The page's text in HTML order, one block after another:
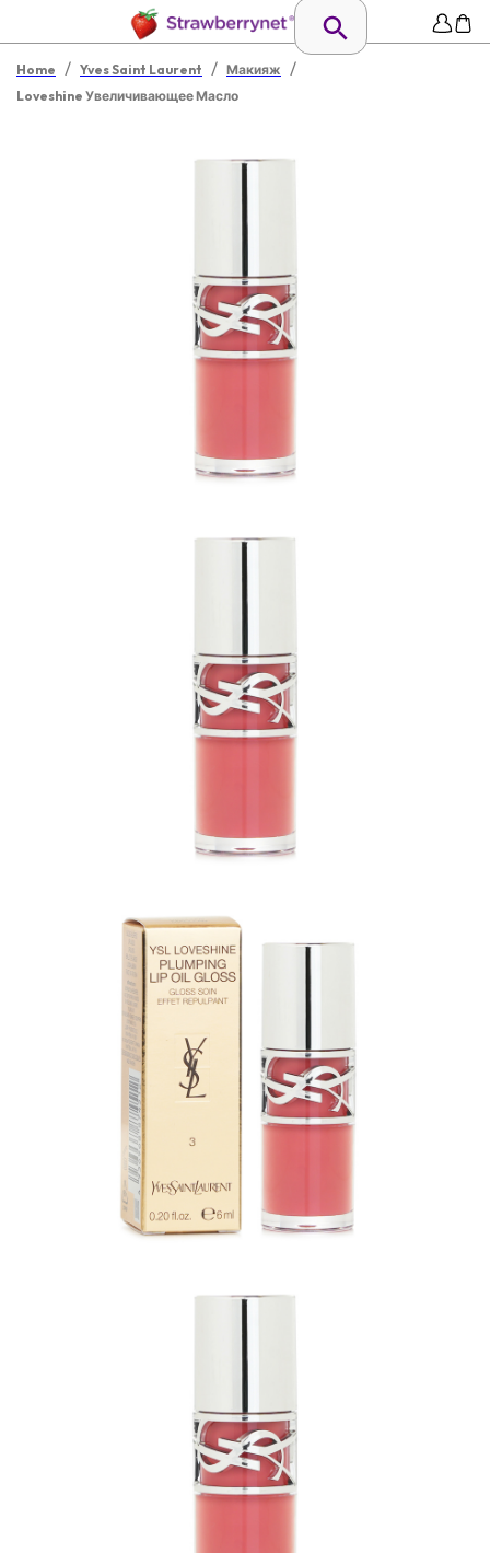
Home / Yves Saint Laurent / Макияж /
Loveshine Увеличивающее Масло